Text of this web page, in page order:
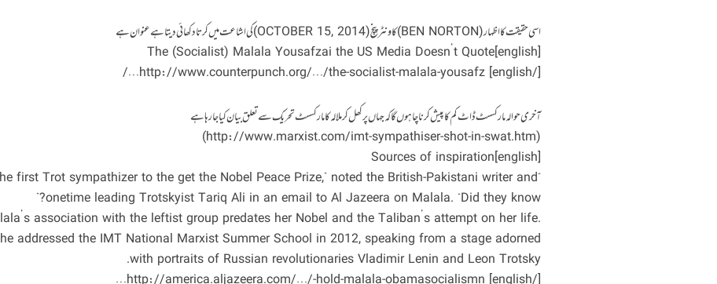
اسی حقیقت کا اظہار (BEN NORTON) کاونٹر پنچ (OCTOBER 15, 2014) کی اشاعت میں کرتا دکھائی دیتا ہے عنوان ہے
[english] The (Socialist) Malala Yousafzai the US Media Doesn’t Quote
[/english] http://www.counterpunch.org/…/the-socialist-malala-yousafz…/
آخری حوالہ مارکسسٹ ڈاٹ کم کا پیش کرنا چاہوں گا کہ جہاں پر کھل کر ملالہ کا مارکسسٹ تحریک سے تعلق بیان کیا جا رہا ہے
(http://www.marxist.com/imt-sympathiser-shot-in-swat.htm)
[english] Sources of inspiration
first Trot sympathizer to the get the Nobel Peace Prize,” noted the British-Pakistani writer and
onetime leading Trotskyist Tariq Ali in an email to Al Jazeera on Malala. “Did they know?”
association with the leftist group predates her Nobel and the Taliban’s attempt on her life.
addressed the IMT National Marxist Summer School in 2012, speaking from a stage adorned
with portraits of Russian revolutionaries Vladimir Lenin and Leon Trotsky.